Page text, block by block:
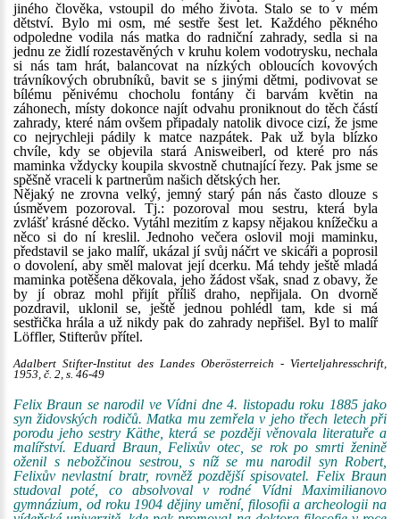
jiného člověka, vstoupil do mého života. Stalo se to v mém
dětství. Bylo mi osm, mé sestře šest let. Každého pěkného
odpoledne vodila nás matka do radniční zahrady, sedla si na
jednu ze židlí rozestavěných v kruhu kolem vodotrysku, nechala
si nás tam hrát, balancovat na nízkých obloucích kovových
trávníkových obrubníků, bavit se s jinými dětmi, podivovat se
bílému pěnivému chocholu fontány či barvám květin na
záhonech, místy dokonce najít odvahu proniknout do těch částí
zahrady, které nám ovšem připadaly natolik divoce cizí, že jsme
co nejrychleji pádily k matce nazpátek. Pak už byla blízko
chvíle, kdy se objevila stará Anisweiberl, od které pro nás
maminka vždycky koupila skvostně chutnající řezy. Pak jsme se
spěšně vraceli k partnerům našich dětských her.
Nějaký ne zrovna velký, jemný starý pán nás často dlouze s
úsměvem pozoroval. Tj.: pozoroval mou sestru, která byla
zvlášť krásné děcko. Vytáhl mezitím z kapsy nějakou knížečku a
něco si do ní kreslil. Jednoho večera oslovil moji maminku,
představil se jako malíř, ukázal jí svůj náčrt ve skicáři a poprosil
o dovolení, aby směl malovat její dcerku. Má tehdy ještě mladá
maminka potěšena děkovala, jeho žádost však, snad z obavy, že
by jí obraz mohl přijít příliš draho, nepřijala. On dvorně
pozdravil, uklonil se, ještě jednou pohlédl tam, kde si má
sestřička hrála a už nikdy pak do zahrady nepřišel. Byl to malíř
Löffler, Stifterův přítel.
Adalbert Stifter-Institut des Landes Oberösterreich - Vierteljahresschrift,
1953, č. 2, s. 46-49
Felix Braun se narodil ve Vídni dne 4. listopadu roku 1885 jako
syn židovských rodičů. Matka mu zemřela v jeho třech letech při
porodu jeho sestry Käthe, která se později věnovala literatuře a
malířství. Eduard Braun, Felixův otec, se rok po smrti ženině
oženil s nebožčinou sestrou, s níž se mu narodil syn Robert,
Felixův nevlastní bratr, rovněž pozdější spisovatel. Felix Braun
studoval poté, co absolvoval v rodné Vídni Maximilianovo
gymnázium, od roku 1904 dějiny umění, filosofii a archeologii na